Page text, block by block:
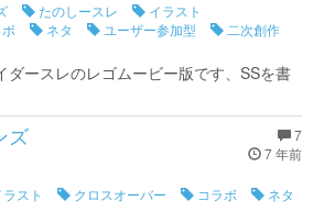
たのしースレ
イラスト
ネタ ユーザー参加型
二次創作
ダースレのレゴムービー版です、SSを書
7
7 年前
ズ
ラスト クロスオーバー コラボ
ネタ